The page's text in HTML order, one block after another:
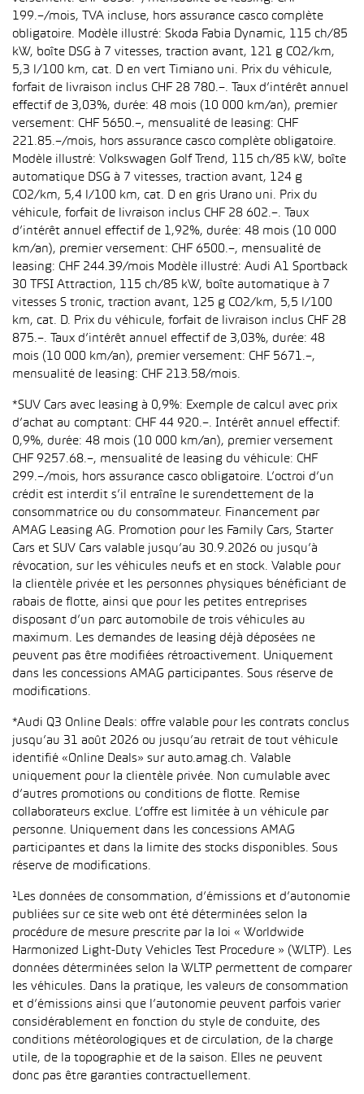
199.–/mois, TVA incluse, hors assurance casco complète
obligatoire. Modèle illustré: Skoda Fabia Dynamic, 115 ch/85
kW, boîte DSG à 7 vitesses, traction avant, 121 g CO2/km,
5,3 l/100 km, cat. D en vert Timiano uni. Prix du véhicule,
forfait de livraison inclus CHF 28 780.–. Taux d’intérêt annuel
effectif de 3,03%, durée: 48 mois (10 000 km/an), premier
versement: CHF 5650.–, mensualité de leasing: CHF
221.85.–/mois, hors assurance casco complète obligatoire.
Modèle illustré: Volkswagen Golf Trend, 115 ch/85 kW, boîte
automatique DSG à 7 vitesses, traction avant, 124 g
CO2/km, 5,4 l/100 km, cat. D en gris Urano uni. Prix du
véhicule, forfait de livraison inclus CHF 28 602.–. Taux
d’intérêt annuel effectif de 1,92%, durée: 48 mois (10 000
km/an), premier versement: CHF 6500.–, mensualité de
leasing: CHF 244.39/mois Modèle illustré: Audi A1 Sportback
30 TFSI Attraction, 115 ch/85 kW, boîte automatique à 7
vitesses S tronic, traction avant, 125 g CO2/km, 5,5 l/100
km, cat. D. Prix du véhicule, forfait de livraison inclus CHF 28
875.–. Taux d’intérêt annuel effectif de 3,03%, durée: 48
mois (10 000 km/an), premier versement: CHF 5671.–,
mensualité de leasing: CHF 213.58/mois.
*SUV Cars avec leasing à 0,9%: Exemple de calcul avec prix
d’achat au comptant: CHF 44 920.–. Intérêt annuel effectif:
0,9%, durée: 48 mois (10 000 km/an), premier versement
CHF 9257.68.–, mensualité de leasing du véhicule: CHF
299.–/mois, hors assurance casco obligatoire. L’octroi d’un
crédit est interdit s’il entraîne le surendettement de la
consommatrice ou du consommateur. Financement par
AMAG Leasing AG. Promotion pour les Family Cars, Starter
Cars et SUV Cars valable jusqu’au 30.9.2026 ou jusqu’à
révocation, sur les véhicules neufs et en stock. Valable pour
la clientèle privée et les personnes physiques bénéficiant de
rabais de flotte, ainsi que pour les petites entreprises
disposant d’un parc automobile de trois véhicules au
maximum. Les demandes de leasing déjà déposées ne
peuvent pas être modifiées rétroactivement. Uniquement
dans les concessions AMAG participantes. Sous réserve de
modifications.
*Audi Q3 Online Deals: offre valable pour les contrats conclus
jusqu’au 31 août 2026 ou jusqu’au retrait de tout véhicule
identifié «Online Deals» sur auto.amag.ch. Valable
uniquement pour la clientèle privée. Non cumulable avec
d’autres promotions ou conditions de flotte. Remise
collaborateurs exclue. L’offre est limitée à un véhicule par
personne. Uniquement dans les concessions AMAG
participantes et dans la limite des stocks disponibles. Sous
réserve de modifications.
¹Les données de consommation, d’émissions et d’autonomie
publiées sur ce site web ont été déterminées selon la
procédure de mesure prescrite par la loi « Worldwide
Harmonized Light-Duty Vehicles Test Procedure » (WLTP). Les
données déterminées selon la WLTP permettent de comparer
les véhicules. Dans la pratique, les valeurs de consommation
et d’émissions ainsi que l’autonomie peuvent parfois varier
considérablement en fonction du style de conduite, des
conditions météorologiques et de circulation, de la charge
utile, de la topographie et de la saison. Elles ne peuvent
donc pas être garanties contractuellement.